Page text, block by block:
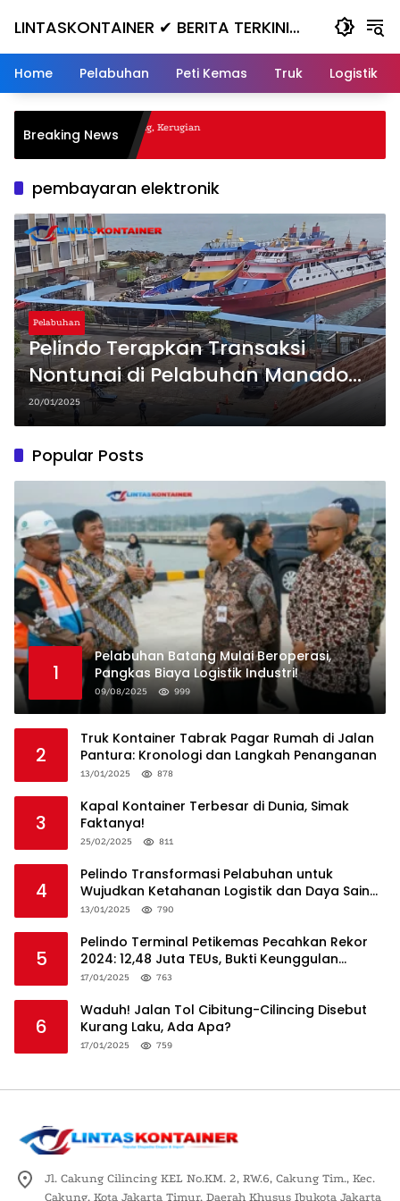
LINTASKONTAINER ✔ BERITA TERKINI
KONTAINER TERBARU HARI INI
Home Pelabuhan Peti Kemas Truk Logistik
Breaking News
Nanjak, Masuk ke Jurang, Kerugian
pembayaran elektronik
Pelabuhan
Pelindo Terapkan Transaksi
Nontunai di Pelabuhan Manado
untuk Dukung Transformasi
Digital
20/01/2025
Popular Posts
1
Pelabuhan Batang Mulai Beroperasi,
Pangkas Biaya Logistik Industri!
09/08/2025 999
2
Truk Kontainer Tabrak Pagar Rumah di Jalan
Pantura: Kronologi dan Langkah Penanganan
13/01/2025 878
3
Kapal Kontainer Terbesar di Dunia, Simak
Faktanya!
25/02/2025 811
4
Pelindo Transformasi Pelabuhan untuk
Wujudkan Ketahanan Logistik dan Daya Saing
Global
13/01/2025 790
5
Pelindo Terminal Petikemas Pecahkan Rekor
2024: 12,48 Juta TEUs, Bukti Keunggulan
Logistik Nasional
17/01/2025 763
6
Waduh! Jalan Tol Cibitung-Cilincing Disebut
Kurang Laku, Ada Apa?
17/01/2025 759
Jl. Cakung Cilincing KEL No.KM. 2, RW.6, Cakung Tim., Kec.
Cakung, Kota Jakarta Timur, Daerah Khusus Ibukota Jakarta